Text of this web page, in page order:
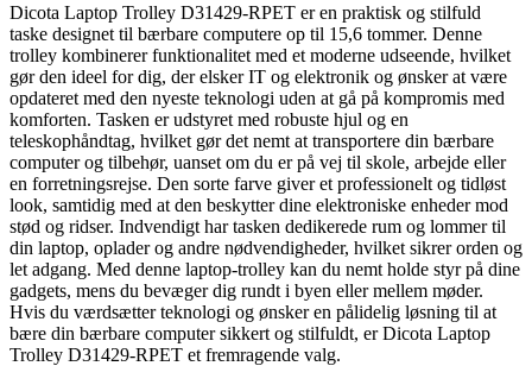
Dicota Laptop Trolley D31429-RPET er en praktisk og stilfuld
taske designet til bærbare computere op til 15,6 tommer. Denne
trolley kombinerer funktionalitet med et moderne udseende, hvilket
gør den ideel for dig, der elsker IT og elektronik og ønsker at være
opdateret med den nyeste teknologi uden at gå på kompromis med
komforten. Tasken er udstyret med robuste hjul og en
teleskophåndtag, hvilket gør det nemt at transportere din bærbare
computer og tilbehør, uanset om du er på vej til skole, arbejde eller
en forretningsrejse. Den sorte farve giver et professionelt og tidløst
look, samtidig med at den beskytter dine elektroniske enheder mod
stød og ridser. Indvendigt har tasken dedikerede rum og lommer til
din laptop, oplader og andre nødvendigheder, hvilket sikrer orden og
let adgang. Med denne laptop-trolley kan du nemt holde styr på dine
gadgets, mens du bevæger dig rundt i byen eller mellem møder.
Hvis du værdsætter teknologi og ønsker en pålidelig løsning til at
bære din bærbare computer sikkert og stilfuldt, er Dicota Laptop
Trolley D31429-RPET et fremragende valg.